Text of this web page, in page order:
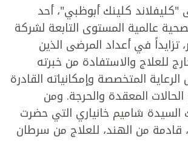
كلينك أبوظبي"، أحد
عالمية المستوى التابعة لشركة
تزايداً في أعداد المرضى الذين
للعلاج والاستفادة من خبرته
المتخصصة وإمكانياته القادرة
المعقدة والحرجة. ومن
السيدة شاميم خانياري التي حضرت
من الهند، للعلاج من سرطان